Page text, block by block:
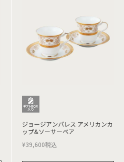
ジョージアンパレス アメリカンカ
ップ&ソーサーペア
¥39,600税込